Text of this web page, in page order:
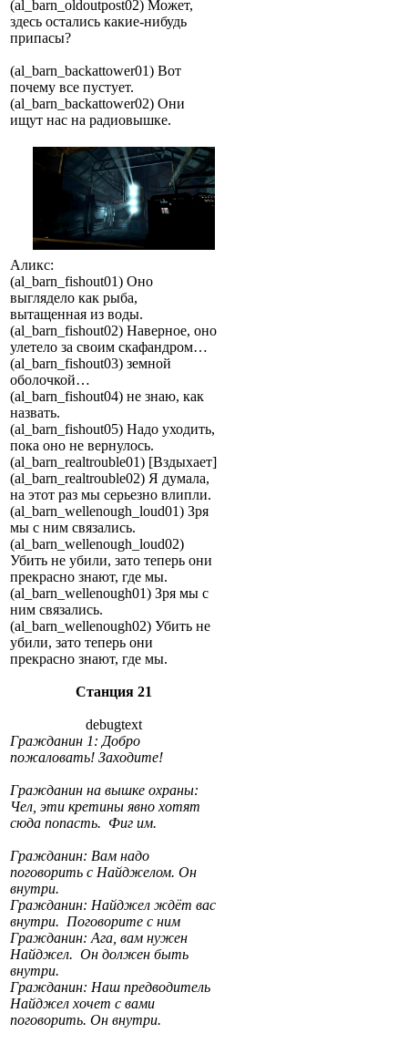
(al_barn_oldoutpost02) Может,
здесь остались какие-нибудь
припасы?
(al_barn_backattower01) Вот
почему все пустует.
(al_barn_backattower02) Они
ищут нас на радиовышке.
Аликс:
(al_barn_fishout01) Оно
выглядело как рыба,
вытащенная из воды.
(al_barn_fishout02) Наверное, оно
улетело за своим скафандром…
(al_barn_fishout03) земной
оболочкой…
(al_barn_fishout04) не знаю, как
назвать.
(al_barn_fishout05) Надо уходить,
пока оно не вернулось.
(al_barn_realtrouble01) [Вздыхает]
(al_barn_realtrouble02) Я думала,
на этот раз мы серьезно влипли.
(al_barn_wellenough_loud01) Зря
мы с ним связались.
(al_barn_wellenough_loud02)
Убить не убили, зато теперь они
прекрасно знают, где мы.
(al_barn_wellenough01) Зря мы с
ним связались.
(al_barn_wellenough02) Убить не
убили, зато теперь они
прекрасно знают, где мы.
Станция 21
debugtext
Гражданин 1: Добро
пожаловать! Заходите!
Гражданин на вышке охраны:
Чел, эти кретины явно хотят
сюда попасть. Фиг им.
Гражданин: Вам надо
поговорить с Найджелом. Он
внутри.
Гражданин: Найджел ждёт вас
внутри. Поговорите с ним
Гражданин: Ага, вам нужен
Найджел. Он должен быть
внутри.
Гражданин: Наш предводитель
Найджел хочет с вами
поговорить. Он внутри.